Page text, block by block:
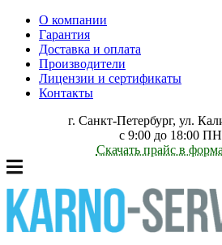
О компании
Гарантия
Доставка и оплата
Производители
Лицензии и сертификаты
Контакты
г. Санкт-Петербург, ул.
с 9:00 до 18:00
Скачать прайс в